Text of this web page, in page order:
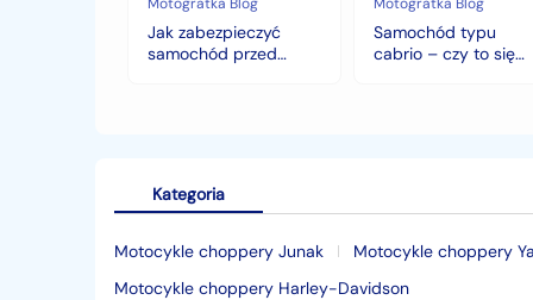
Jak zabezpieczyć
samochód przed
w
polskim
klimacie?
Samochód typu
cabrio – czy to się
Kategoria
Motocykle choppery Junak
Motocykle choppery
Motocykle choppery Harley-Davidson